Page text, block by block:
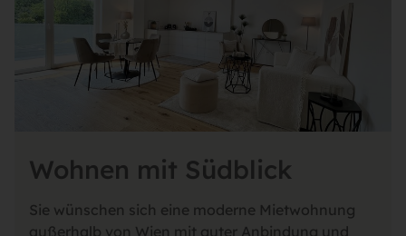
Wohnen mit Südblick
Sie wünschen sich eine moderne Mietwohnung
außerhalb von Wien mit guter Anbindung und